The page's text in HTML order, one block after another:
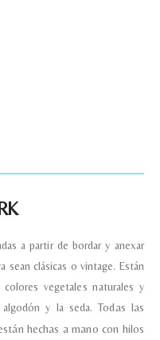
a partir de bordar y anexar
sean clásicas o vintage. Están
vegetales naturales y
algodón y la seda.Todas las
hechas a mano con hilos